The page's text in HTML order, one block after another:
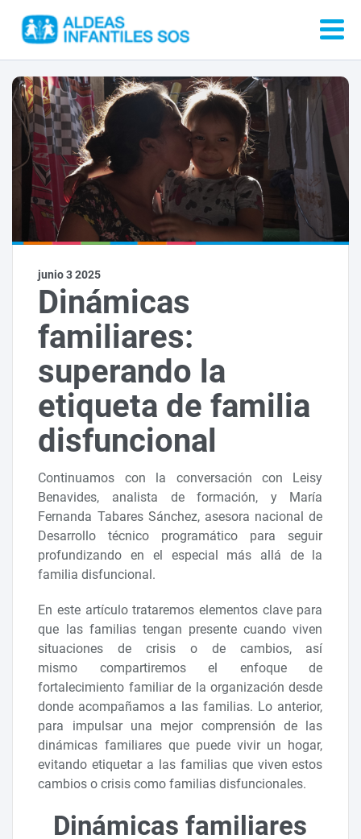
junio 3 2025
Dinámicas
familiares:
superando la
etiqueta de familia
disfuncional
Continuamos con la conversación con Leisy
Benavides, analista de formación, y María
Fernanda Tabares Sánchez, asesora nacional de
Desarrollo técnico programático para seguir
profundizando en el especial más allá de la
familia disfuncional.
En este artículo trataremos elementos clave para
que las familias tengan presente cuando viven
situaciones de crisis o de cambios, así
mismo compartiremos el enfoque de
fortalecimiento familiar de la organización desde
donde acompañamos a las familias. Lo anterior,
para impulsar una mejor comprensión de las
dinámicas familiares que puede vivir un hogar,
evitando etiquetar a las familias que viven estos
cambios o crisis como familias disfuncionales.
Dinámicas familiares